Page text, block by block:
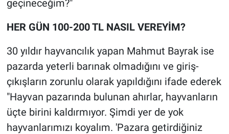
geçineceğim?"
HER GÜN 100-200 TL NASIL VEREYİM?
30 yıldır hayvancılık yapan Mahmut Bayrak ise
pazarda yeterli barınak olmadığını ve giriş-
çıkışların zorunlu olarak yapıldığını ifade ederek
"Hayvan pazarında bulunan ahırlar, hayvanların
üçte birini kaldırmıyor. Şimdi yer de yok
hayvanlarımızı koyalım. 'Pazara getirdiğiniz